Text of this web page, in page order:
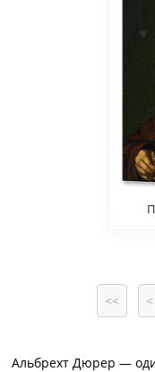
<< <
Альбрехт Дюрер —